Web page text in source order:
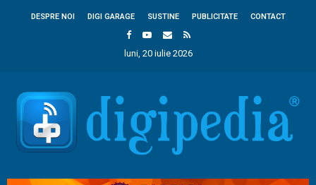
DESPRE NOI DIGI GARAGE SUSTINE PUBLICITATE CONTACT
luni, 20 iulie 2026